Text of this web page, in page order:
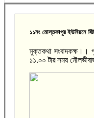
১১নং মোস্তফাপুর ইউনিয়নে
মুক্তকথা সংবাদকক্ষ।।
১১.০০ টার সময়